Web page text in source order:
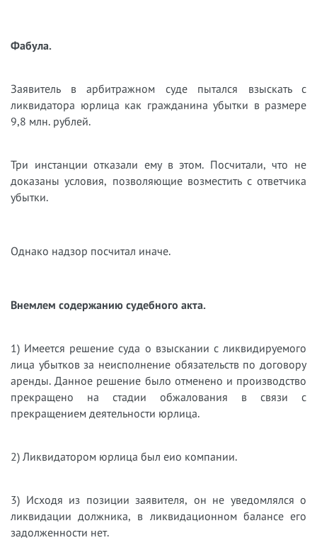
Фабула.
Заявитель в арбитражном суде пытался взыскать с
ликвидатора юрлица как гражданина убытки в размере
9,8 млн. рублей.
Три инстанции отказали ему в этом. Посчитали, что не
доказаны условия, позволяющие возместить с ответчика
убытки.
Однако надзор посчитал иначе.
Внемлем содержанию судебного акта.
1) Имеется решение суда о взыскании с ликвидируемого
лица убытков за неисполнение обязательств по договору
аренды. Данное решение было отменено и производство
прекращено на стадии обжалования в связи с
прекращением деятельности юрлица.
2) Ликвидатором юрлица был еио компании.
3) Исходя из позиции заявителя, он не уведомлялся о
ликвидации должника, в ликвидационном балансе его
задолженности нет.